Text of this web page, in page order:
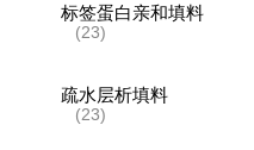
标签蛋白亲和填料
(23)
疏水层析填料
(23)